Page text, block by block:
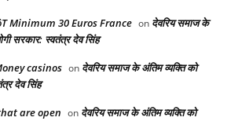
Minimum 30 Euros France on देवरिय समाज के
सरकार: स्वतंत्र देव सिंह
casinos on देवरिय समाज के अंतिम व्यक्ति को
देव सिंह
are open on देवरिय समाज के अंतिम व्यक्ति को